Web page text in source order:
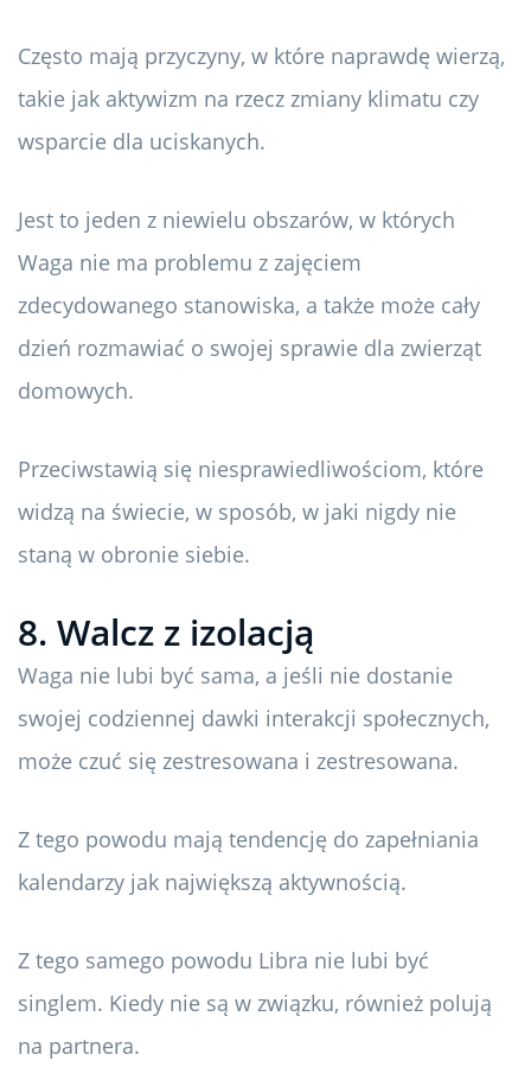
Często mają przyczyny, w które naprawdę wierzą,
takie jak aktywizm na rzecz zmiany klimatu czy
wsparcie dla uciskanych.
Jest to jeden z niewielu obszarów, w których
Waga nie ma problemu z zajęciem
zdecydowanego stanowiska, a także może cały
dzień rozmawiać o swojej sprawie dla zwierząt
domowych.
Przeciwstawią się niesprawiedliwościom, które
widzą na świecie, w sposób, w jaki nigdy nie
staną w obronie siebie.
8. Walcz z izolacją
Waga nie lubi być sama, a jeśli nie dostanie
swojej codziennej dawki interakcji społecznych,
może czuć się zestresowana i zestresowana.
Z tego powodu mają tendencję do zapełniania
kalendarzy jak największą aktywnością.
Z tego samego powodu Libra nie lubi być
singlem. Kiedy nie są w związku, również polują
na partnera.